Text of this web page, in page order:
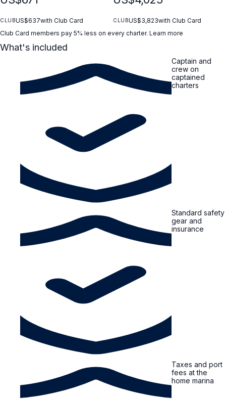
CLUBUS$637with Club Card CLUBUS$3,823with Club Card
Club Card members pay 5% less on every charter. Learn more
What's included
Captain and
crew on
captained
charters
Standard safety
gear and
insurance
Taxes and port
fees at the
home marina